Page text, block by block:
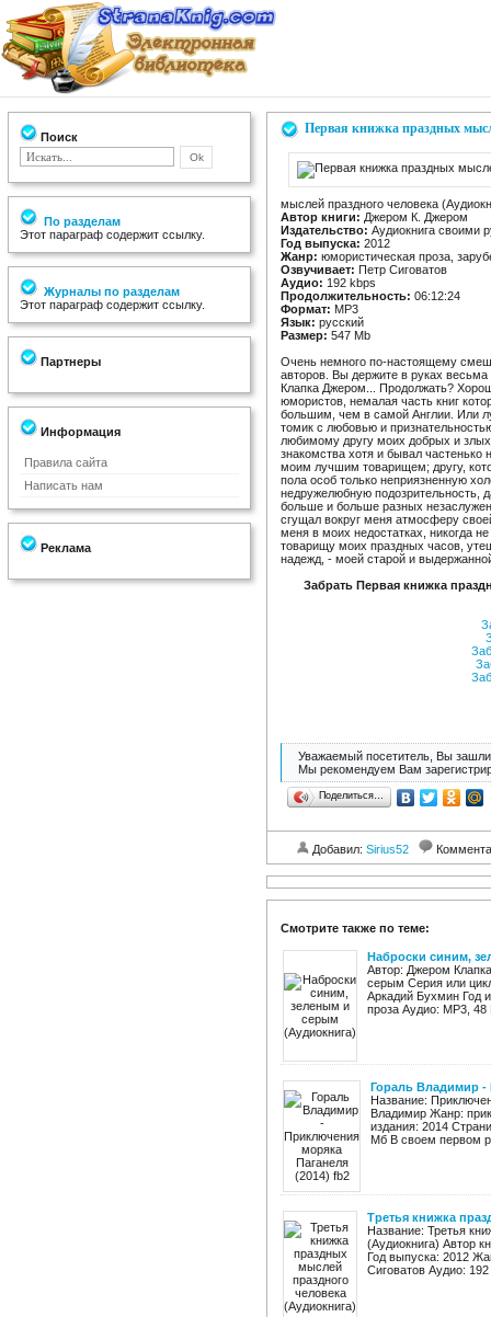
Поиск
По разделам
Этот параграф содержит ссылку.
Журналы по разделам
Этот параграф содержит ссылку.
Партнеры
Информация
Правила сайта
Написать нам
Реклама
Первая книжка праздных
мыслей праздного человека
Автор книги: Джером К. Джером
Издательство: Аудиокнига своими
Год выпуска: 2012
Жанр: юмористическая проза,
Озвучивает: Петр Сиговатов
Аудио: 192 kbps
Продолжительность: 06:12:24
Формат: MP3
Язык: русский
Размер: 547 Mb
Очень немного по-настоящему
авторов. Вы держите в руках
Клапка Джером... Продолжать?
юмористов, немалая часть книг
большим, чем в самой Англии. Или
томик с любовью и
любимому другу моих добрых и
знакомства хотя и бывал
моим лучшим товарищем; другу,
пола особ только неприязненную
недружелюбную подозрительность,
больше и больше разных
сгущал вокруг меня атмосферу
меня в моих недостатках, никогда
товарищу моих праздных часов,
надежд, - моей старой и
Забрать Первая книжка
Уважаемый посетитель, Вы зашли
Мы рекомендуем Вам
Поделиться…
Добавил: Sirius52
Смотрите также по теме:
Наброски синим,
Автор: Джером
серым Серия или
Аркадий Бухмин Год
проза Аудио: MP3,
Гораль Владимир -
Название:
Владимир Жанр:
издания: 2014
Мб В своем первом
Третья книжка
Название: Третья
(Аудиокнига) Автор
Год выпуска: 2012
Сиговатов Аудио: